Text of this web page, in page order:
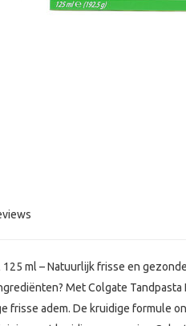
ml – Natuurlijk frisse en
Met Colgate
frisse adem. De kruidige formule